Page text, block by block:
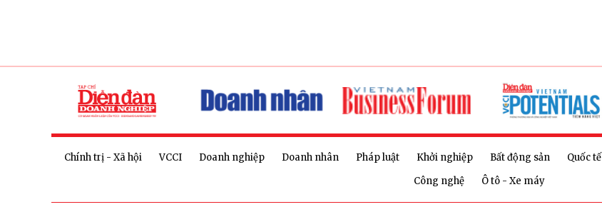
Chính trị - Xã hội VCCI Doanh nghiệp Doanh nhân Pháp luật Khởi nghiệp Bất động sản Quốc tế
Công nghệ
Ô tô - Xe máy